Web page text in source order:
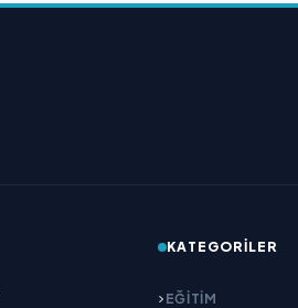
KATEGORILER
EĞITIM